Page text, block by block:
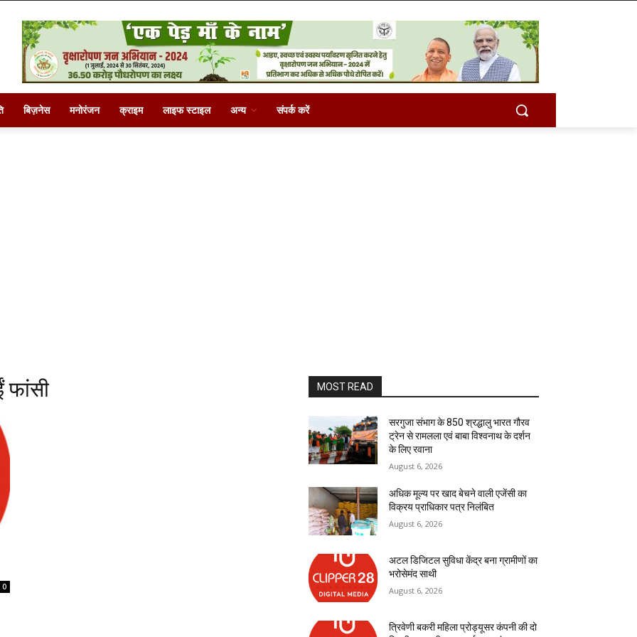
बिज़नेस मनोरंजन क्राइम लाइफ स्टाइल अन्य संपर्क करें
फांसी
0
MOST READ
सरगुजा संभाग के 850 श्रद्धालु भारत गौरव
ट्रेन से रामलला एवं बाबा विश्वनाथ के दर्शन
के लिए रवाना
August 6, 2026
अधिक मूल्य पर खाद बेचने वाली एजेंसी का
विक्रय प्राधिकार पत्र निलंबित
August 6, 2026
अटल डिजिटल सुविधा केंद्र बना ग्रामीणों का
भरोसेमंद साथी
August 6, 2026
त्रिवेणी बकरी महिला प्रोड्यूसर कंपनी की दो